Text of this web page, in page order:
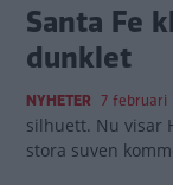
Santa Fe
dunklet
NYHETER 7 februari
silhuett. Nu visar
stora suven